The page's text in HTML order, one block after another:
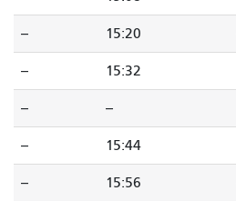
-- 15:20
-- 15:32
-- --
-- 15:44
-- 15:56